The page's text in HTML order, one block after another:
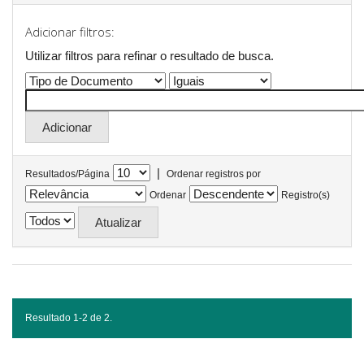
Adicionar filtros:
Utilizar filtros para refinar o resultado de busca.
Resultados/Página |
Ordenar registros por
Ordenar
Registro(s)
Resultado 1-2 de 2.